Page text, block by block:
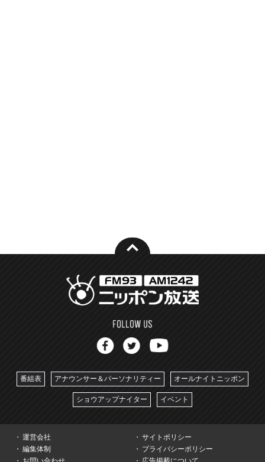
番組表 アナウンサー＆パーソナリティー オールナイトニッポン
ショウアップナイター イベント
運営会社
サイトポリシー
編集体制
プライバシーポリシー